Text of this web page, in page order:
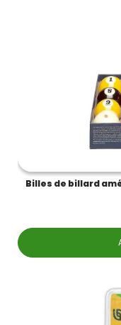
Billes de billard